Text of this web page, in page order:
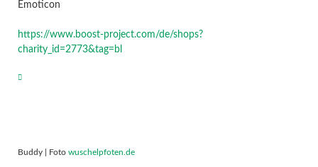
Emoticon
https://www.boost-project.com/de/shops?
charity_id=2773&tag=bl
Buddy | Foto wuschelpfoten.de